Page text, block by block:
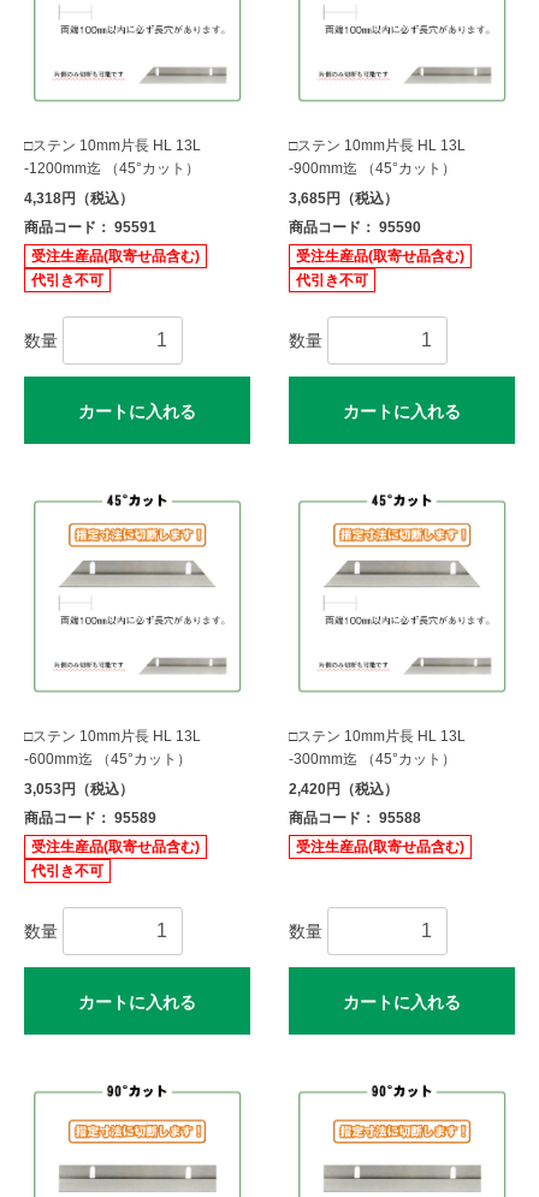
□ステン 10mm片長 HL 13L
-1200mm迄 （45°カット）
4,318円（税込）
商品コード： 95591
受注生産品(取寄せ品含む)
代引き不可
数量
カートに入れる
□ステン 10mm片長 HL 13L
-900mm迄 （45°カット）
3,685円（税込）
商品コード： 95590
受注生産品(取寄せ品含む)
代引き不可
数量
カートに入れる
□ステン 10mm片長 HL 13L
-600mm迄 （45°カット）
3,053円（税込）
商品コード： 95589
受注生産品(取寄せ品含む)
代引き不可
数量
カートに入れる
□ステン 10mm片長 HL 13L
-300mm迄 （45°カット）
2,420円（税込）
商品コード： 95588
受注生産品(取寄せ品含む)
数量
カートに入れる